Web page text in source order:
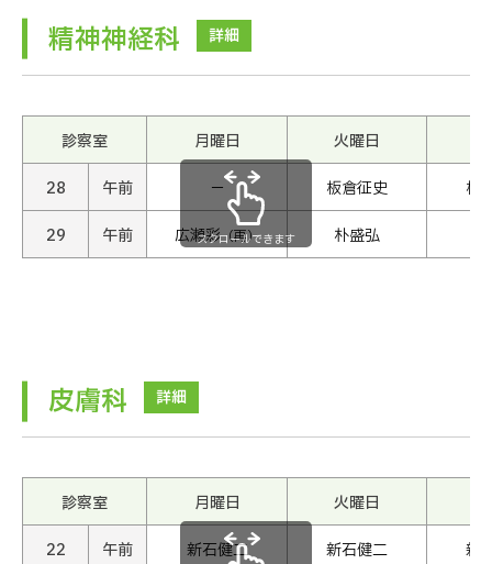
精神神経科 詳細
診察室 月曜日 火曜日
28 午前 − 板倉征史 板
29 午前 広瀬彩（再） 朴盛弘
スクロールできます
皮膚科 詳細
診察室 月曜日 火曜日
22 午前 新石健二 新石健二 新